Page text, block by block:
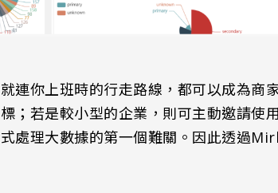
連你上班時的行走路線，都可以成為
；若是較小型的企業，則可主動邀請
處理大數據的第一個難關。因此透過